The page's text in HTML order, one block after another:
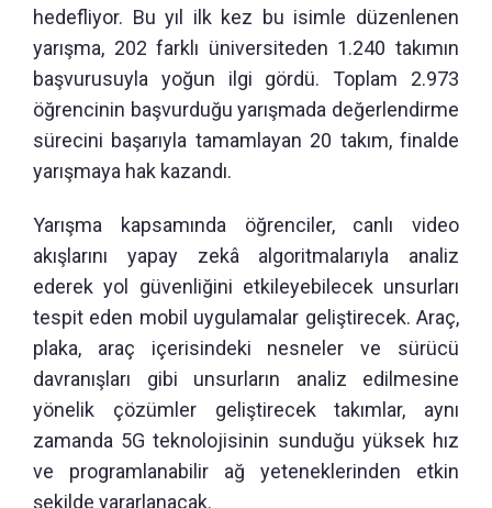
hedefliyor. Bu yıl ilk kez bu isimle düzenlenen
yarışma, 202 farklı üniversiteden 1.240 takımın
başvurusuyla yoğun ilgi gördü. Toplam 2.973
öğrencinin başvurduğu yarışmada değerlendirme
sürecini başarıyla tamamlayan 20 takım, finalde
yarışmaya hak kazandı.
Yarışma kapsamında öğrenciler, canlı video
akışlarını yapay zekâ algoritmalarıyla analiz
ederek yol güvenliğini etkileyebilecek unsurları
tespit eden mobil uygulamalar geliştirecek. Araç,
plaka, araç içerisindeki nesneler ve sürücü
davranışları gibi unsurların analiz edilmesine
yönelik çözümler geliştirecek takımlar, aynı
zamanda 5G teknolojisinin sunduğu yüksek hız
ve programlanabilir ağ yeteneklerinden etkin
şekilde yararlanacak.